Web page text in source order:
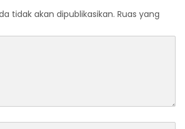
tidak akan dipublikasikan. Ruas yang